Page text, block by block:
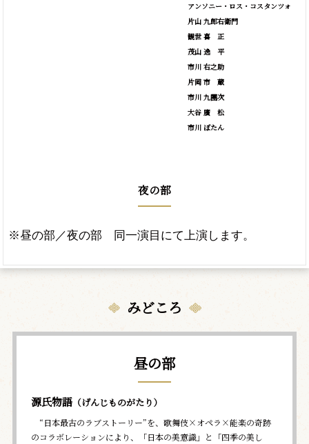
アンソニー・ロス・コスタンツォ
片山 九郎右衛門
観世喜
正
茂山 逸
平
市川 右之助
片岡 市
蔵
市川 九團次
大谷 廣
松
市川 ぼたん
夜の部
※昼の部／夜の部 同一演目にて上演します。
みどころ
昼の部
源氏物語（げんじものがたり）
“日本最古のラブストーリー”を、歌舞伎×オペラ×能楽の奇跡
のコラボレーションにより、「日本の美意識」と「四季の美し